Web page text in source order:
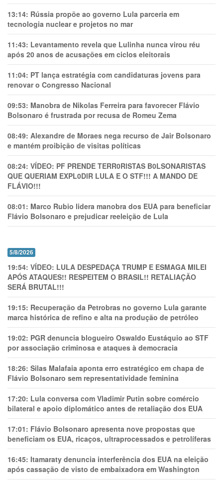
13:14: Rússia propõe ao governo Lula parceria em
tecnologia nuclear e projetos no mar
11:43: Levantamento revela que Lulinha nunca virou réu
após 20 anos de acusações em ciclos eleitorais
11:04: PT lança estratégia com candidaturas jovens para
renovar o Congresso Nacional
09:53: Manobra de Nikolas Ferreira para favorecer Flávio
Bolsonaro é frustrada por recusa de Romeu Zema
08:49: Alexandre de Moraes nega recurso de Jair Bolsonaro
e mantém proibição de visitas políticas
08:24: VÍDEO: PF PRENDE TERR0RlSTAS B0LSONARlSTAS
QUE QUERIAM EXPL0DlR LULA E O STF!!! A MANDO DE
FLÁVIO!!!
08:01: Marco Rubio lidera manobra dos EUA para beneficiar
Flávio Bolsonaro e prejudicar reeleição de Lula
5/8/2026
19:54: VÍDEO: LULA DESPEDAÇA TRUMP E ESMAGA MILEI
APÓS ATAQUES!! RESPEITEM O BRASIL!! RETALIAÇÃO
SERÁ BRUTAL!!!
19:15: Recuperação da Petrobras no governo Lula garante
marca histórica de refino e alta na produção de petróleo
19:02: PGR denuncia blogueiro Oswaldo Eustáquio ao STF
por associação criminosa e ataques à democracia
18:26: Silas Malafaia aponta erro estratégico em chapa de
Flávio Bolsonaro sem representatividade feminina
17:20: Lula conversa com Vladimir Putin sobre comércio
bilateral e apoio diplomático antes de retaliação dos EUA
17:01: Flávio Bolsonaro apresenta nove propostas que
beneficiam os EUA, ricaços, ultraprocessados e petrolíferas
16:45: Itamaraty denuncia interferência dos EUA na eleição
após cassação de visto de embaixadora em Washington